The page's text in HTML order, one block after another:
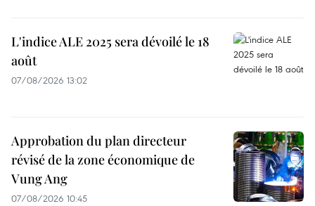
L'indice ALE 2025 sera dévoilé le 18
août
07/08/2026 13:02
Approbation du plan directeur
révisé de la zone économique de
Vung Ang
07/08/2026 10:45